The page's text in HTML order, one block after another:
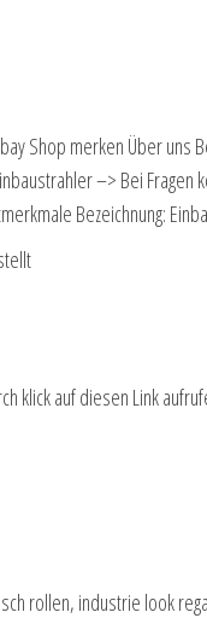
Shop merken Über uns
–> Bei
Bezeichnung:
klick auf diesen Link
rollen, industrie look